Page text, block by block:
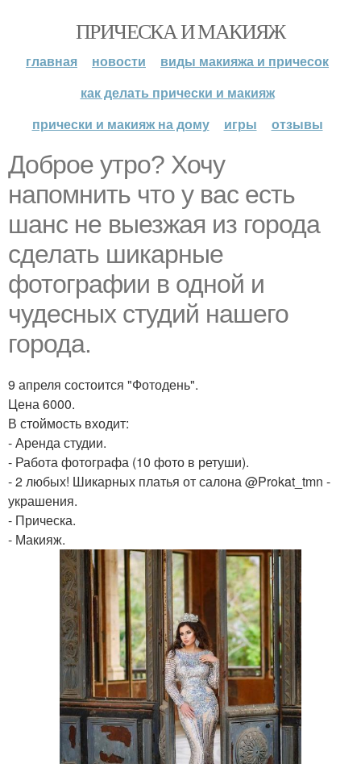
ПРИЧЕСКА И МАКИЯЖ
главная новости
виды макияжа и причесок
как делать прически и макияж
прически и макияж на дому
игры отзывы
Доброе утро? Хочу
напомнить что у вас есть
шанс не выезжая из города
сделать шикарные
фотографии в одной и
чудесных студий нашего
города.
9 апреля состоится "Фотодень".
Цена 6000.
В стоймость входит:
- Аренда студии.
- Работа фотографа (10 фото в ретуши).
- 2 любых! Шикарных платья от салона @Prokat_tmn -
украшения.
- Прическа.
- Макияж.